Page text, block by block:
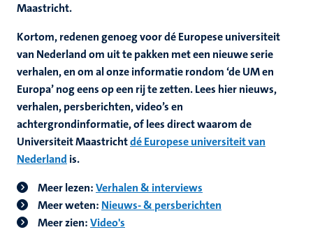
Maastricht.
Kortom, redenen genoeg voor dé Europese universiteit
van Nederland om uit te pakken met een nieuwe serie
verhalen, en om al onze informatie rondom ‘de UM en
Europa’ nog eens op een rij te zetten. Lees hier nieuws,
verhalen, persberichten, video’s en
achtergrondinformatie, of lees direct waarom de
Universiteit Maastrichtdé Europese universiteit van
Nederland is.
Meer lezen:Verhalen & interviews
Meer weten: Nieuws- & persberichten
Meer zien:Video's